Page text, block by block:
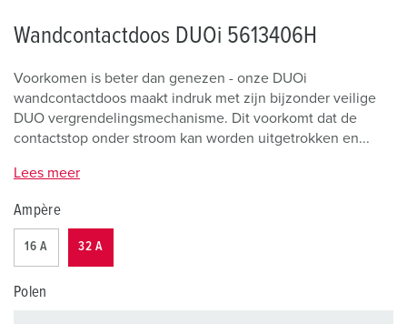
Wandcontactdoos DUOi 5613406H
Voorkomen is beter dan genezen - onze DUOi
wandcontactdoos maakt indruk met zijn bijzonder veilige
DUO vergrendelingsmechanisme. Dit voorkomt dat de
contactstop onder stroom kan worden uitgetrokken en...
Lees meer
Ampère
16 A 32 A
Polen